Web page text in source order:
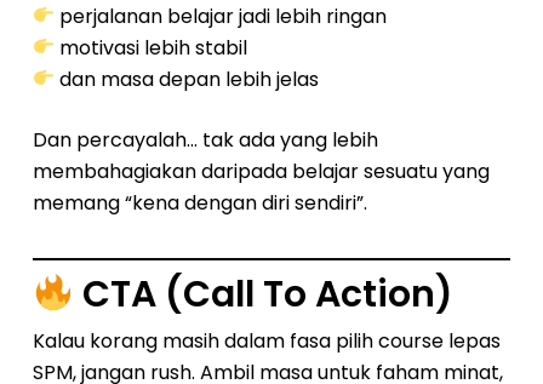
perjalanan belajar jadi lebih ringan
motivasi lebih stabil
dan masa depan lebih jelas
Dan percayalah… tak ada yang lebih
membahagiakan daripada belajar sesuatu yang
memang “kena dengan diri sendiri”.
CTA (Call To Action)
Kalau korang masih dalam fasa pilih course lepas
SPM, jangan rush. Ambil masa untuk faham minat,